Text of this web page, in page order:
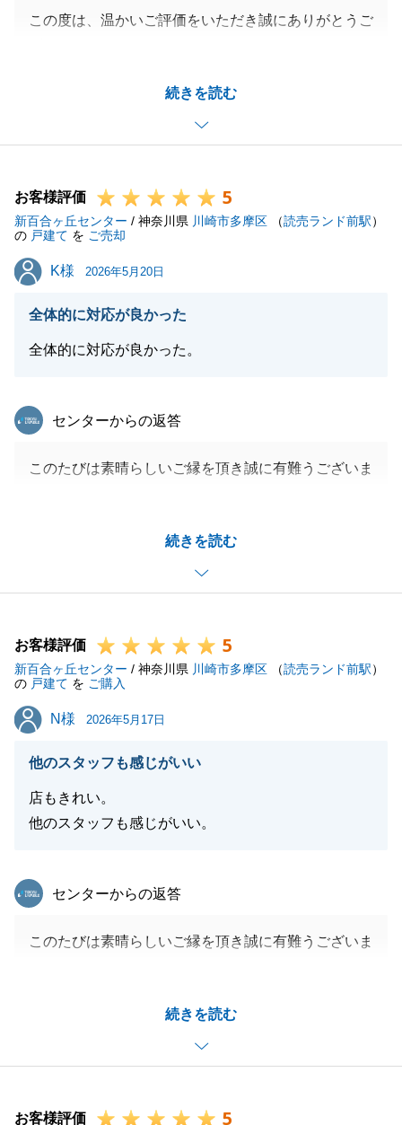
続きを読む
この度は、温かいご評価をいただき誠にありがとうご
様のご協力のおかげです。
心より感謝申し上げます。
また機会がございましたら、その際も何卒よろしくお
お客様評価 5
新百合ヶ丘センター / 神奈川県 川崎市多摩区 （読売ランド前駅）
の 戸建て を ご売却
K様
K様 2026年5月20日
全体的に対応が良かった
全体的に対応が良かった。
続きを読む
東急リバブル
センターからの返答
このたびは素晴らしいご縁を頂き誠に有難うございま
よろしくお願い致します。
閉じる
お客様評価 5
新百合ヶ丘センター / 神奈川県 川崎市多摩区 （読売ランド前駅）
の 戸建て を ご購入
N様
N様 2026年5月17日
他のスタッフも感じがいい
店もきれい。
他のスタッフも感じがいい。
続きを読む
東急リバブル
センターからの返答
このたびは素晴らしいご縁を頂き誠に有難うございま
よろしくお願い致します。
閉じる
お客様評価 5